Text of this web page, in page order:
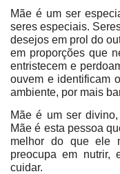
Mãe é um ser
seres especiais.
desejos em prol do
em proporções que
entristecem e
ouvem e identificam
ambiente, por mais
Mãe é um ser
Mãe é esta pessoa
melhor do que ele
preocupa em nutrir,
cuidar.